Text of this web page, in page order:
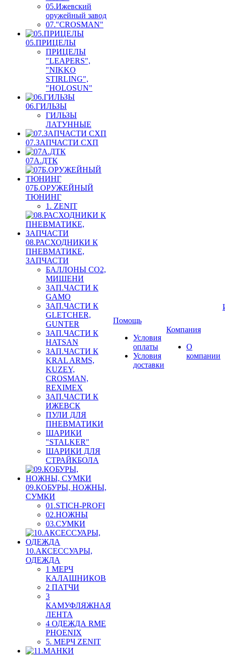
05.Ижевский
оружейный завод
07."CROSMAN"
05.ПРИЦЕЛЫ
ПРИЦЕЛЫ
"LEAPERS",
"NIKKO
STIRLING",
"HOLOSUN"
06.ГИЛЬЗЫ
ГИЛЬЗЫ
ЛАТУННЫЕ
07.ЗАПЧАСТИ СХП
07А.ДТК
07Б.ОРУЖЕЙНЫЙ
ТЮНИНГ
1. ZENIT
08.РАСХОДНИКИ К
ПНЕВМАТИКЕ,
ЗАПЧАСТИ
БАЛЛОНЫ CO2,
МИШЕНИ
ЗАП.ЧАСТИ К
GAMO
ЗАП.ЧАСТИ К
GLETCHER,
GUNTER
ЗАП.ЧАСТИ К
HATSAN
ЗАП.ЧАСТИ К
KRAL ARMS,
KUZEY,
CROSMAN,
REXIMEX
ЗАП.ЧАСТИ К
ИЖЕВСК
ПУЛИ ДЛЯ
ПНЕВМАТИКИ
ШАРИКИ
"STALKER"
ШАРИКИ ДЛЯ
СТРАЙКБОЛА
09.КОБУРЫ, НОЖНЫ,
СУМКИ
01.STICH-PROFI
02.НОЖНЫ
03.СУМКИ
10.АКСЕССУАРЫ,
ОДЕЖДА
1 МЕРЧ
КАЛАШНИКОВ
2 ПАТЧИ
3
КАМУФЛЯЖНАЯ
ЛЕНТА
4 ОДЕЖДА RME
PHOENIX
5. МЕРЧ ZENIT
Помощь
Условия
оплаты
Условия
доставки
Компания
О
компании